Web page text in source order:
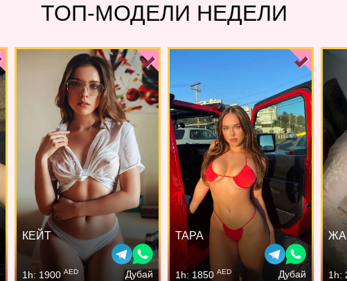
ТОП-МОДЕЛИ НЕДЕЛИ
КЕЙТ
1h: 1900AED Дубай
ТАРА
1h: 1850 AED Дубай 1h: